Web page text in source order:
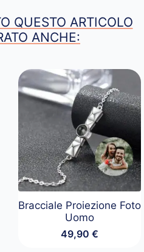
QUESTO ARTICOLO
ANCHE:
Bracciale Proiezione Foto
Uomo
49,90 €